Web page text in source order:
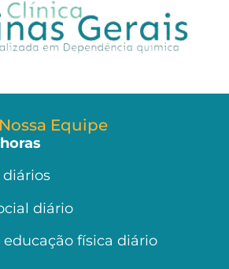
Nossa Equipe
diários
diário
educação física diário